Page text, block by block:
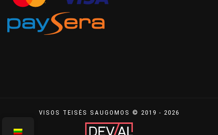
VISOS TEISĖS SAUGOMOS © 2019 - 2026